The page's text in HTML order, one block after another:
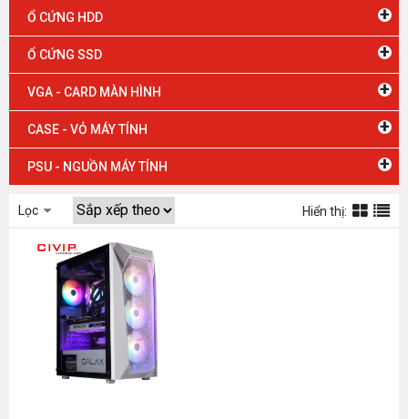
Ổ CỨNG HDD +
Ổ CỨNG SSD +
VGA - CARD MÀN HÌNH +
CASE - VỎ MÁY TÍNH +
PSU - NGUỒN MÁY TÍNH +
Lọc Hiển thị: